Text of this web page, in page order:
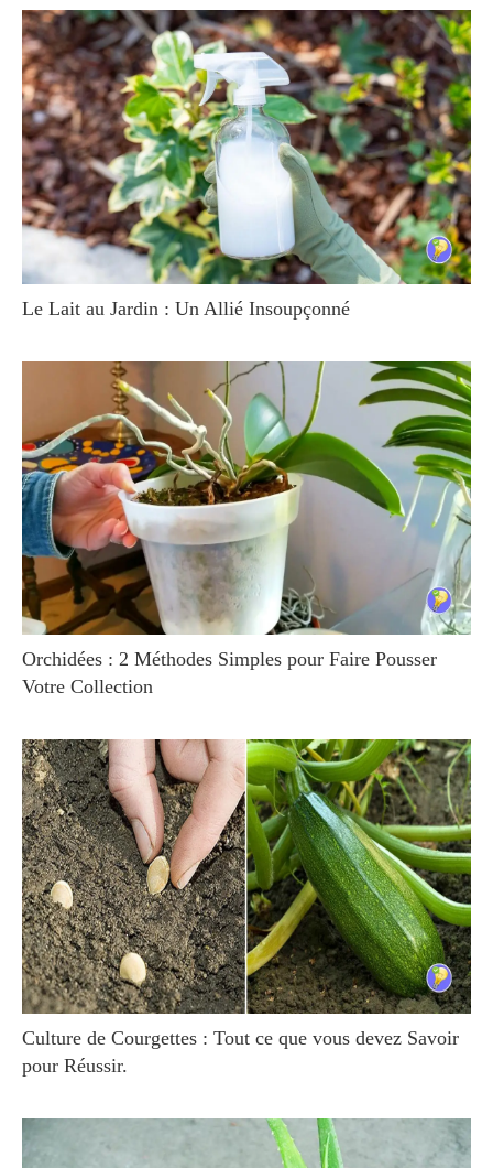
Le Lait au Jardin : Un Allié Insoupçonné
Orchidées : 2 Méthodes Simples pour Faire Pousser
Votre Collection
Culture de Courgettes : Tout ce que vous devez Savoir
pour Réussir.